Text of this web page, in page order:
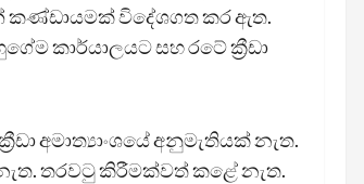
කණ්ඩායමක් විදේශගත කර ඇත.
කාර්යාලයට සහ රටේ ක්‍රීඩා
අමාත්‍යාංශයේ අනුමැතියක් නැත.
තරවටු කිරීමක්වත් කළේ නැත.